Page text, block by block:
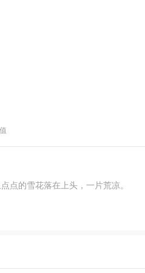
点的雪花落在上头，一片荒凉。